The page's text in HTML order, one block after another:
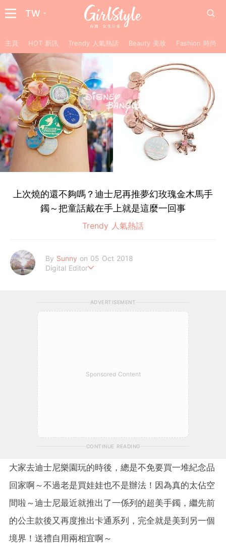
TW
主頁 HOT 新訊 Trendy 人氣熱話 Beauty 美妝 Fashion 時尚
上次燒的還不夠嗎？迪士尼再推夢幻玫瑰金木馬手
鐲～把童話戴在手上就是這麼一回事
Trendy 人氣熱話
By Sunny on 05 Oct 2018
Digital Editor
ADVERTISEMENT
Sponsored Content
CONTINUE READING
大家去迪士尼樂園玩的時後，總是不免要買一堆紀念品
回家啊～不過老是買娃娃也不是辦法！因為真的太佔空
間啦～迪士尼最近就推出了一係列的超美手鐲，繼先前
的公主款後又再度推出卡通系列，完全就是美到另一個
境界！送禮自用兩相宜啊～